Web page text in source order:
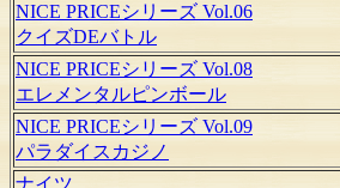
NICE PRICEシリーズ Vol.06
クイズDEバトル
NICE PRICEシリーズ Vol.08
エレメンタルピンボール
NICE PRICEシリーズ Vol.09
パラダイスカジノ
ナイツ